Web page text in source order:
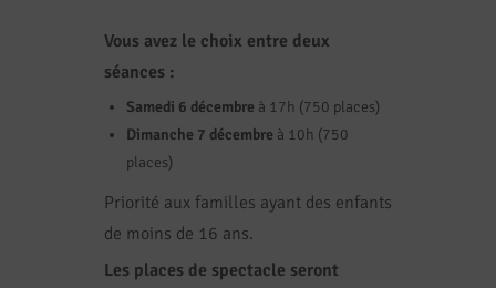
Vous avez le choix entre deux
séances :
Samedi 6 décembre à 17h (750 places)
Dimanche 7 décembre à 10h (750
places)
Priorité aux familles ayant des enfants
de moins de 16 ans.
Les places de spectacle seront